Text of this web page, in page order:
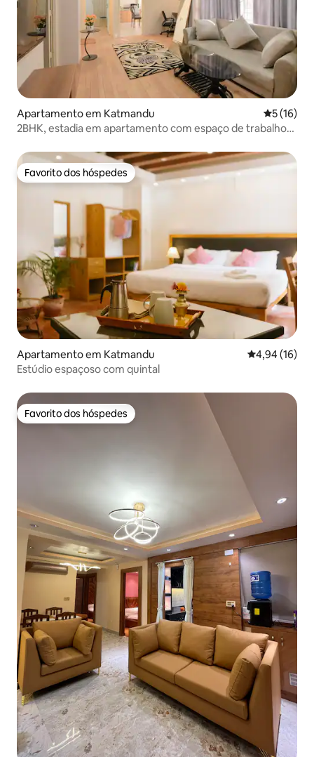
Apartamento em Katmandu
5 (16)
2BHK, estadia em apartamento com espaço de trabalho
Favorito dos hóspedes
Favorito dos hóspedes
Apartamento em Katmandu Classificação
4,94 (16)
Estúdio espaçoso com quintal
Favorito dos hóspedes
Favorito dos hóspedes